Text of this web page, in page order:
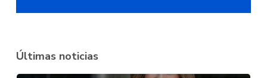
Últimas noticias